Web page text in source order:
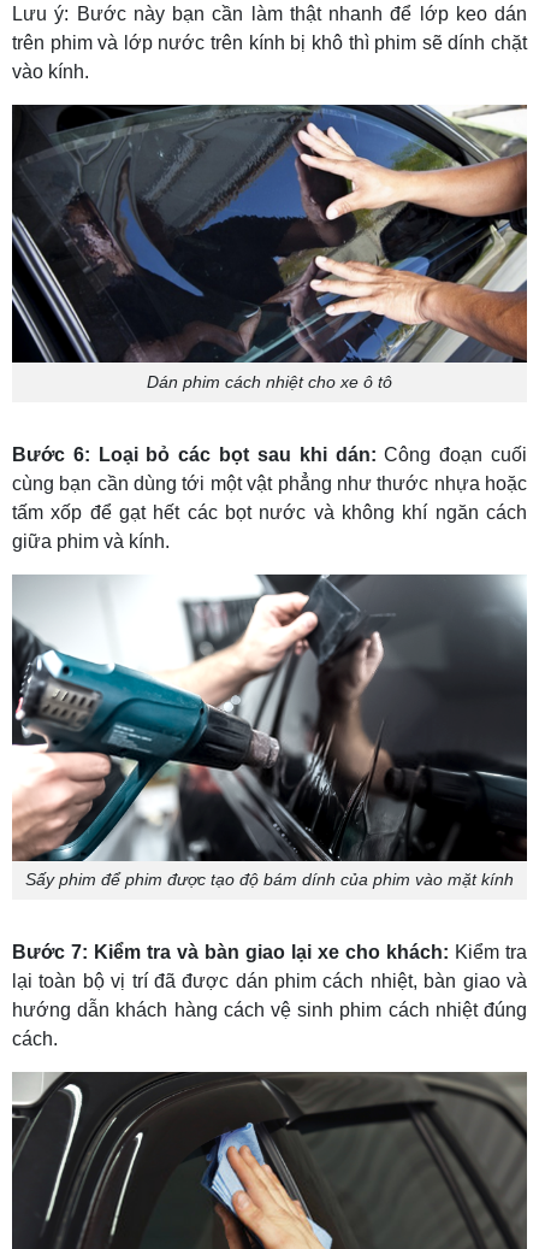
Lưu ý: Bước này bạn cần làm thật nhanh để lớp keo dán
trên phim và lớp nước trên kính bị khô thì phim sẽ dính chặt
vào kính.
Dán phim cách nhiệt cho xe ô tô
Bước 6: Loại bỏ các bọt sau khi dán: Công đoạn cuối
cùng bạn cần dùng tới một vật phẳng như thước nhựa hoặc
tấm xốp để gạt hết các bọt nước và không khí ngăn cách
giữa phim và kính.
Sấy phim để phim được tạo độ bám dính của phim vào mặt kính
Bước 7: Kiểm tra và bàn giao lại xe cho khách: Kiểm tra
lại toàn bộ vị trí đã được dán phim cách nhiệt, bàn giao và
hướng dẫn khách hàng cách vệ sinh phim cách nhiệt đúng
cách.